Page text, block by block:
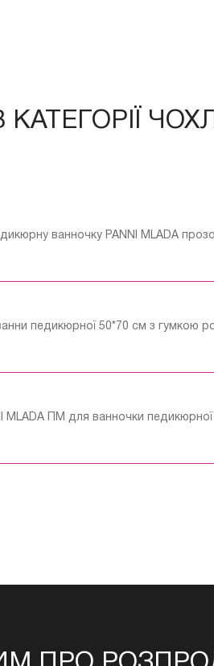
ванночку PANNI MLADA
педикюрної 50*70 см з гумкою
MLADA ПМ для ванночки